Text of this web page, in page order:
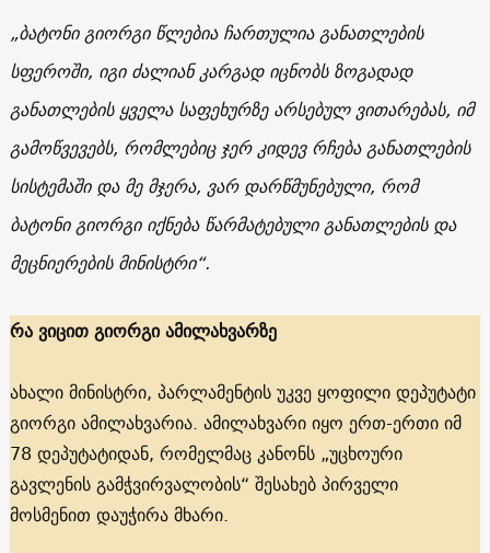
„ბატონი გიორგი წლებია ჩართულია განათლების
სფეროში, იგი ძალიან კარგად იცნობს ზოგადად
განათლების ყველა საფეხურზე არსებულ ვითარებას, იმ
გამოწვევებს, რომლებიც ჯერ კიდევ რჩება განათლების
სისტემაში და მე მჯერა, ვარ დარწმუნებული, რომ
ბატონი გიორგი იქნება წარმატებული განათლების და
მეცნიერების მინისტრი“.
რა ვიცით გიორგი ამილახვარზე
ახალი მინისტრი, პარლამენტის უკვე ყოფილი დეპუტატი
გიორგი ამილახვარია. ამილახვარი იყო ერთ-ერთი იმ
78 დეპუტატიდან, რომელმაც კანონს „უცხოური
გავლენის გამჭვირვალობის“ შესახებ პირველი
მოსმენით დაუჭირა მხარი.